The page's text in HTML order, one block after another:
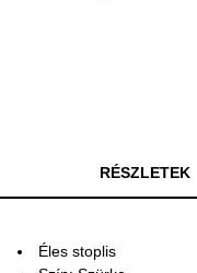
RÉSZLETEK
Éles stoplis